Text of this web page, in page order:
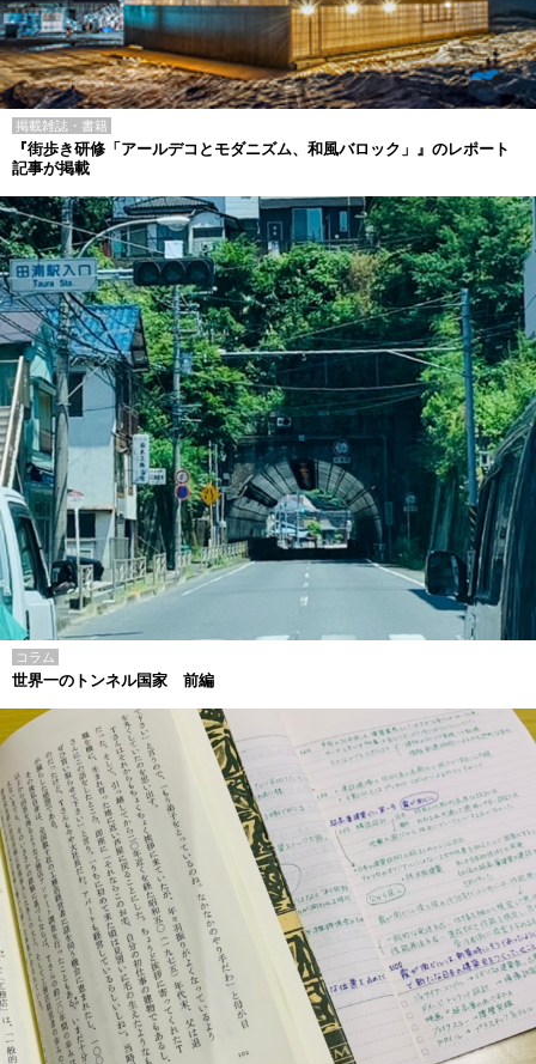
掲載雑誌・書籍
『街歩き研修「アールデコとモダニズム、和風バロック」』のレポート
記事が掲載
コラム
世界一のトンネル国家 前編